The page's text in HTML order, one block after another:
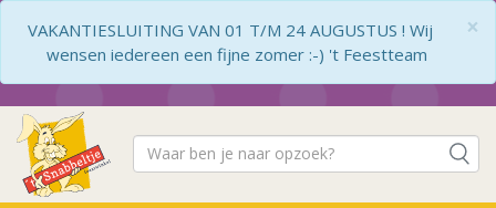
×
VAKANTIESLUITING VAN 01 T/M 24 AUGUSTUS ! Wij
wensen iedereen een fijne zomer :-) 't Feestteam